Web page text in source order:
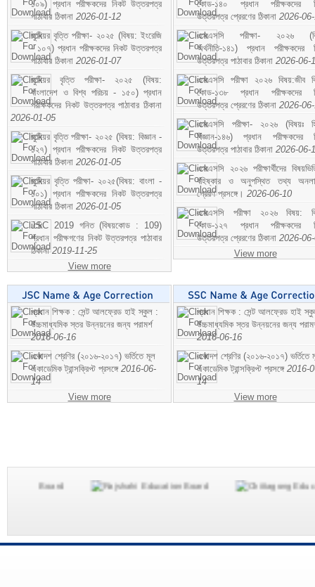
১০৯) প্রধান পরীক্ষকদের নিকট উত্তরপত্র
পাঠাবার ঠিকানা 2026-01-12
জুনিয়র বৃত্তি পরীক্ষা- ২০২৫ (বিষয়: ইংরেজি
- ১০৭) প্রধান পরীক্ষকদের নিকট উত্তরপত্র
পাঠাবার ঠিকানা 2026-01-07
জুনিয়র বৃত্তি পরীক্ষা- ২০২৫ (বিষয়:
বাংলাদেশ ও বিশ্ব পরিচয় - ১৫০) প্রধান
পরীক্ষকদের নিকট উত্তরপত্র পাঠাবার ঠিকানা
2026-01-05
জুনিয়র বৃত্তি পরীক্ষা- ২০২৫ (বিষয়: বিজ্ঞান -
১২৭) প্রধান পরীক্ষকদের নিকট উত্তরপত্র
পাঠাবার ঠিকানা 2026-01-05
জুনিয়র বৃত্তি পরীক্ষা- ২০২৫(বিষয়: বাংলা -
১০১) প্রধান পরীক্ষকদের নিকট উত্তরপত্র
পাঠাবার ঠিকানা 2026-01-05
JSC 2019 গনিত (বিষয়কোড : 109)
প্রধান পরীক্ষগণের নিকট উত্তরপত্র পাঠাবার
ঠিকানা2019-11-25
View more
কোড-১৪০ প্রধান পরীক্ষকদের
উত্তরপত্র প্রেরণের ঠিকানা 2026-
এসএসসি পরীক্ষা- ২০২৬
অর্থনীতি-১৪১) প্রধান পরীক্ষকদের
উত্তরপত্র পাঠাবার ঠিকানা 2026-06-
এসএসসি পরীক্ষা ২০২৬ বিষয়:জীব
কোড-১৩৮ প্রধান পরীক্ষকদের
উত্তরপত্র প্রেরণের ঠিকানা 2026-
এসএসসি পরীক্ষা- ২০২৬ (বিষয়ঃ
বিজ্ঞান-১৪৬) প্রধান পরীক্ষকদের
উত্তরপত্র পাঠাবার ঠিকানা 2026-06-
এসএসসি ২০২৬ পরীক্ষার্থীদের
বহিষ্কার ও অনুপস্থিত তথ্য
প্রেরণ প্রসঙ্গে। 2026-06-10
এসএসসি পরীক্ষা ২০২৬ বিষয়:
কোড-১২৭ প্রধান পরীক্ষকদের
উত্তরপত্র প্রেরণের ঠিকানা 2026-
View more
প্রধান শিক্ষক : সেন্ট আলফ্রেড হাই স্কুল :
উচ্চমাধ্যমিক স্তর উন্নয়নের জন্য পরামর্শ
2016-06-16
একাদশ শ্রেণির (২০১৬-২০১৭) ভর্তিতে মূল
একাডেমিক ট্রান্সক্রিপ্ট প্রসঙ্গে 2016-06-
14
View more
প্রধান শিক্ষক : সেন্ট আলফ্রেড হাই
উচ্চমাধ্যমিক স্তর উন্নয়নের জন্য
2016-06-16
একাদশ শ্রেণির (২০১৬-২০১৭) ভর্তিতে
একাডেমিক ট্রান্সক্রিপ্ট প্রসঙ্গে 2016-
14
View more